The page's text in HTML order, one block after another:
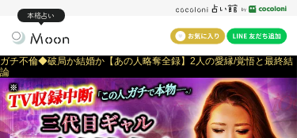
本格占い
ガチ不倫◆破局か結婚か【あの人略奪全録】2人の愛縁/覚悟と最終結
論
※